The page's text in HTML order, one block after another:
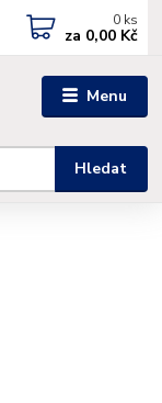
Menu
Hledat
0 ks
za 0,00 Kč